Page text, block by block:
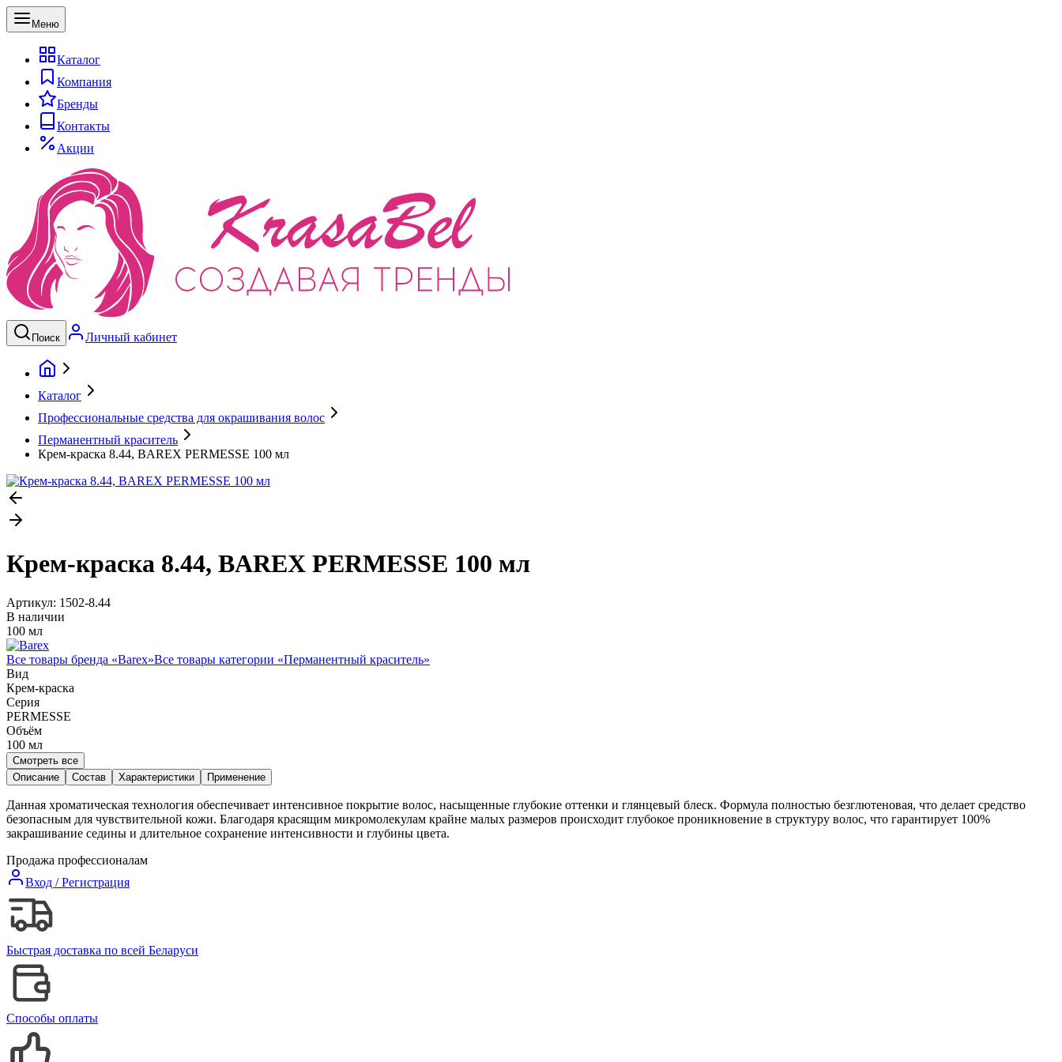
Меню
Каталог
Компания
Бренды
Контакты
Акции
Поиск Личный кабинет
Каталог
Профессиональные средства для окрашивания волос
Перманентный краситель
Крем-краска 8.44, BAREX PERMESSE 100 мл
Крем-краска 8.44, BAREX PERMESSE 100 мл
Артикул: 1502-8.44
В наличии
100 мл
Все товары бренда «Barex»Все товары категории «Перманентный краситель»
Вид
Крем-краска
Серия
PERMESSE
Объём
100 мл
Смотреть все
Описание
Состав Характеристики Применение
Данная хроматическая технология обеспечивает интенсивное покрытие волос, насыщенные глубокие оттенки и глянцевый блеск. Формула полностью безглютеновая, что делает средство
безопасным для чувствительной кожи. Благодаря красящим микромолекулам крайне малых размеров происходит глубокое проникновение в структуру волос, что гарантирует 100%
закрашивание седины и длительное сохранение интенсивности и глубины цвета.
Продажа профессионалам
Вход / Регистрация
Быстрая доставка по всей Беларуси
Способы оплаты